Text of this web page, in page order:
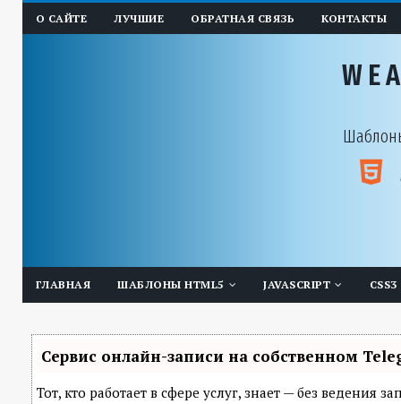
О САЙТЕ ЛУЧШИЕ ОБРАТНАЯ СВЯЗЬ КОНТАКТЫ
ГЛАВНАЯ ШАБЛОНЫ HTML5 JAVASCRIPT CSS3
Сервис онлайн-записи на собственном
Тот, кто работает в сфере услуг, знает — без ведения